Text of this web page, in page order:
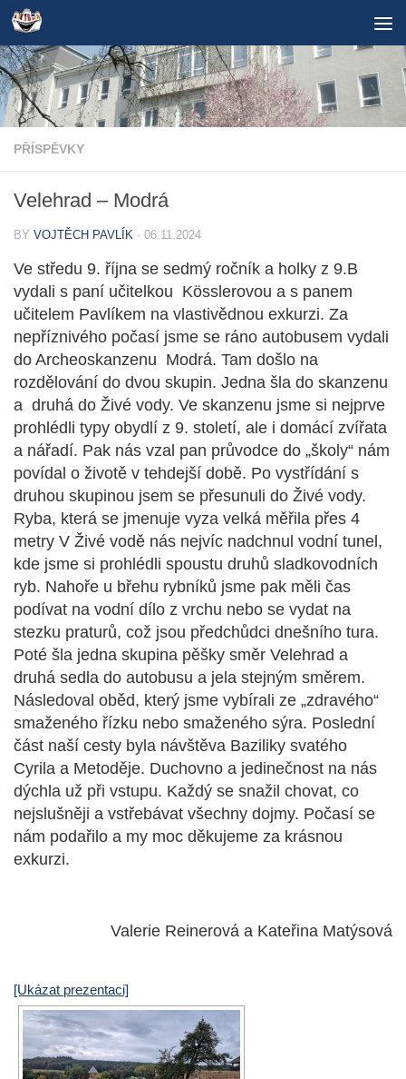
Skip to content
PŘÍSPĚVKY
Velehrad – Modrá
BY VOJTĚCH PAVLÍK · 06.11.2024
Ve středu 9. října se sedmý ročník a holky z 9.B
vydali s paní učitelkou Kösslerovou a s panem
učitelem Pavlíkem na vlastivědnou exkurzi. Za
nepříznivého počasí jsme se ráno autobusem vydali
do Archeoskanzenu Modrá. Tam došlo na
rozdělování do dvou skupin. Jedna šla do skanzenu
a druhá do Živé vody. Ve skanzenu jsme si nejprve
prohlédli typy obydlí z 9. století, ale i domácí zvířata
a nářadí. Pak nás vzal pan průvodce do „školy“ nám
povídal o životě v tehdejší době. Po vystřídání s
druhou skupinou jsem se přesunuli do Živé vody.
Ryba, která se jmenuje vyza velká měřila přes 4
metry V Živé vodě nás nejvíc nadchnul vodní tunel,
kde jsme si prohlédli spoustu druhů sladkovodních
ryb. Nahoře u břehu rybníků jsme pak měli čas
podívat na vodní dílo z vrchu nebo se vydat na
stezku praturů, což jsou předchůdci dnešního tura.
Poté šla jedna skupina pěšky směr Velehrad a
druhá sedla do autobusu a jela stejným směrem.
Následoval oběd, který jsme vybírali ze „zdravého“
smaženého řízku nebo smaženého sýra. Poslední
část naší cesty byla návštěva Baziliky svatého
Cyrila a Metoděje. Duchovno a jedinečnost na nás
dýchla už při vstupu. Každý se snažil chovat, co
nejslušněji a vstřebávat všechny dojmy. Počasí se
nám podařilo a my moc děkujeme za krásnou
exkurzi.
Valerie Reinerová a Kateřina Matýsová
[Ukázat prezentaci]